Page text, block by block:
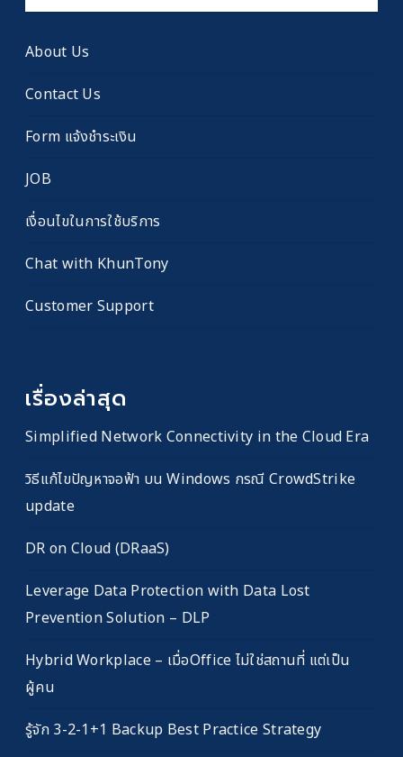
เรื่อง
About Us
Contact Us
Form แจ้งชำระเงิน
JOB
เงื่อนไขในการใช้บริการ
Chat with KhunTony
Customer Support
เรื่องล่าสุด
Simplified Network Connectivity in the Cloud Era
วิธีแก้ไขปัญหาจอฟ้า บน Windows กรณี CrowdStrike
update
DR on Cloud (DRaaS)
Leverage Data Protection with Data Lost
Prevention Solution – DLP
Hybrid Workplace – เมื่อOffice ไม่ใช่สถานที่ แต่เป็น
ผู้คน
รู้จัก 3-2-1+1 Backup Best Practice Strategy